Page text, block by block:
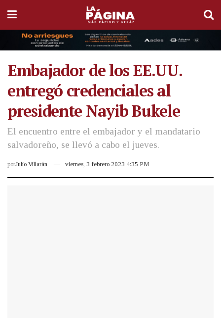
Embajador de los EE.UU.
entregó credenciales al
presidente Nayib Bukele
El encuentro entre el embajador y el mandatario
salvadoreño, se llevó a cabo el jueves.
porJulio Villarán viernes, 3 febrero 2023 4:35 PM